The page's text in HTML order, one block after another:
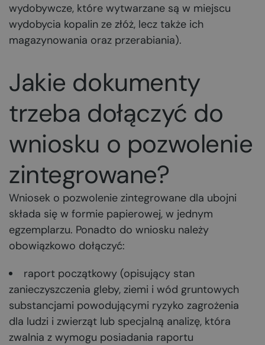
wydobywcze, które wytwarzane są w miejscu
wydobycia kopalin ze złóż, lecz także ich
magazynowania oraz przerabiania).
Jakie dokumenty
trzeba dołączyć do
wniosku o pozwolenie
zintegrowane?
Wniosek o pozwolenie zintegrowane dla ubojni
składa się w formie papierowej, w jednym
egzemplarzu. Ponadto do wniosku należy
obowiązkowo dołączyć:
raport początkowy (opisujący stan
zanieczyszczenia gleby, ziemi i wód gruntowych
substancjami powodującymi ryzyko zagrożenia
dla ludzi i zwierząt lub specjalną analizę, która
zwalnia z wymogu posiadania raportu